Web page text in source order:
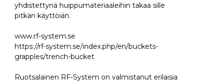
yhdistettynä huippumateriaaleihin takaa sille
pitkän käyttöiän.
www.rf-system.se
https://rf-system.se/index.php/en/buckets-
grapples/trench-bucket
Ruotsalainen RF-System on valmistanut erilaisia